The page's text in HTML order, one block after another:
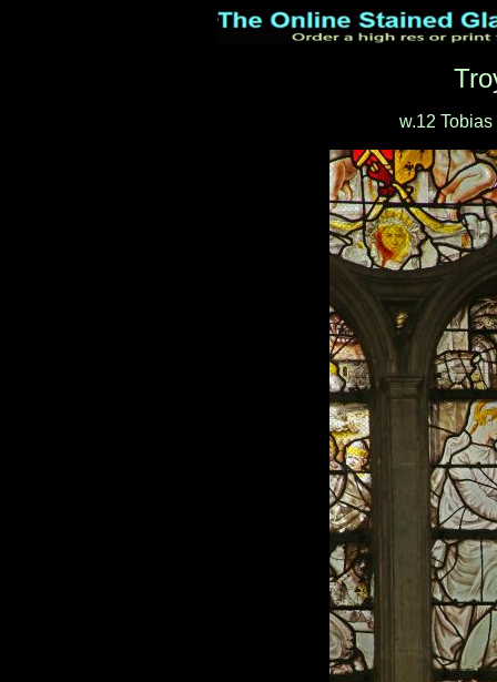
w.12